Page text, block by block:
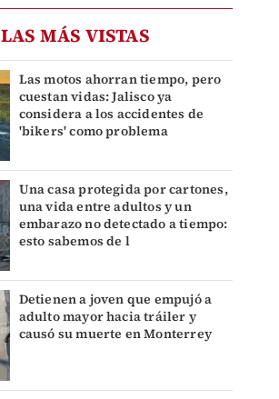
LAS MÁS VISTAS
Las motos ahorran tiempo, pero
cuestan vidas: Jalisco ya
considera a los accidentes de
'bikers' como problema
Una casa protegida por cartones,
una vida entre adultos y un
embarazo no detectado a tiempo:
esto sabemos de l
Detienen a joven que empujó a
adulto mayor hacia tráiler y
causó su muerte en Monterrey